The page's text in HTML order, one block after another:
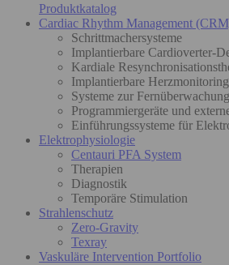
Produktkatalog
Cardiac Rhythm Management
Schrittmachersysteme
Implantierbare Cardioverter-
Kardiale
Implantierbare
Systeme zur
Programmiergeräte und
Einführungssysteme für
Elektrophysiologie
Centauri PFA System
Therapien
Diagnostik
Temporäre Stimulation
Strahlenschutz
Zero-Gravity
Texray
Vaskuläre Intervention Portfolio